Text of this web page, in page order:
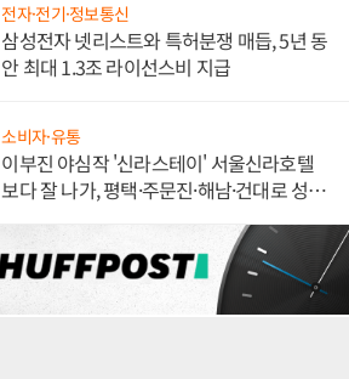
전자·전기·정보통신
삼성전자 넷리스트와 특허분쟁 매듭, 5년 동
안 최대 1.3조 라이선스비 지급
소비자·유통
이부진 야심작 '신라스테이' 서울신라호텔
보다 잘 나가, 평택·주문진·해남·건대로 성